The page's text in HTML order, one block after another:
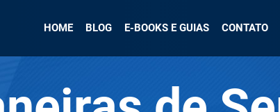
HOME BLOG E-BOOKS E GUIAS CONTATO